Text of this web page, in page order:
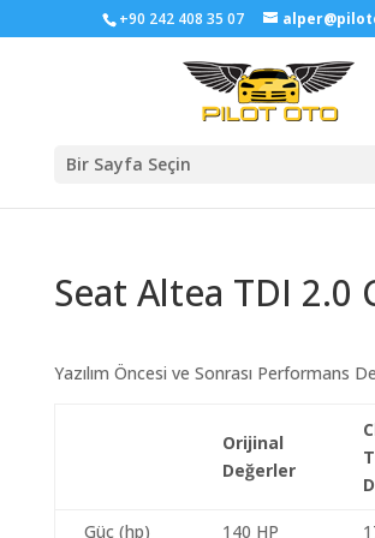
+90 242 408 35 07
Bir Sayfa Seçin
Seat Altea TDI 2.0
Yazılım Öncesi ve Sonrası Performans
Orijinal
Değerler
Güç (hp) 140 HP